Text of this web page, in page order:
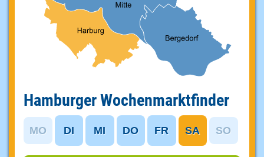
Hamburger Wochenmarktfinder
MO DI MI DO FR SA SO